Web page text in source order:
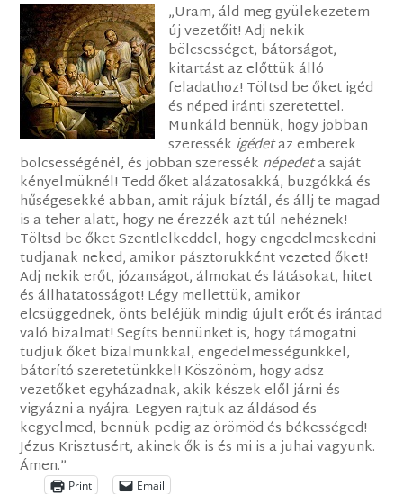
„Uram, áld meg gyülekezetem
új vezetőit! Adj nekik
bölcsességet, bátorságot,
kitartást az előttük álló
feladathoz! Töltsd be őket igéd
és néped iránti szeretettel.
Munkáld bennük, hogy jobban
szeressék igédetaz emberek
bölcsességénél, és jobban szeressék népedeta saját
kényelmüknél! Tedd őket alázatosakká, buzgókká és
hűségesekké abban, amit rájuk bíztál, és állj te magad
is a teher alatt, hogy ne érezzék azt túl nehéznek!
Töltsd be őket Szentlelkeddel, hogy engedelmeskedni
tudjanak neked, amikor pásztorukként vezeted őket!
Adj nekik erőt, józanságot, álmokat és látásokat, hitet
és állhatatosságot! Légy mellettük, amikor
elcsüggednek, önts beléjük mindig újult erőt és irántad
való bizalmat! Segíts bennünket is, hogy támogatni
tudjuk őket bizalmunkkal, engedelmességünkkel,
bátorító szeretetünkkel! Köszönöm, hogy adsz
vezetőket egyházadnak, akik készek elől járni és
vigyázni a nyájra. Legyen rajtuk az áldásod és
kegyelmed, bennük pedig az örömöd és békességed!
Jézus Krisztusért, akinek ők is és mi is a juhai vagyunk.
Ámen.”
Print Email